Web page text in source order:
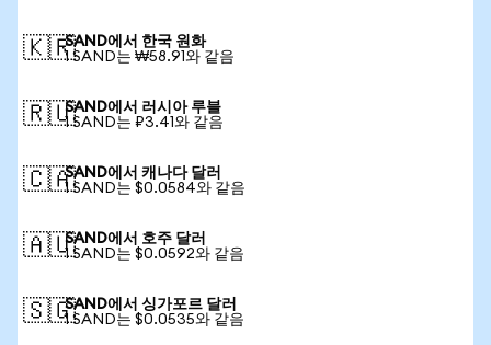
🇰🇷SAND에서 한국 원화
1 SAND는 ₩58.91와 같음
🇷🇺SAND에서 러시아 루블
1 SAND는 ₽3.41와 같음
🇨🇦SAND에서 캐나다 달러
1 SAND는 $0.0584와 같음
🇦🇺SAND에서 호주 달러
1 SAND는 $0.0592와 같음
🇸🇬SAND에서 싱가포르 달러
1 SAND는 $0.0535와 같음